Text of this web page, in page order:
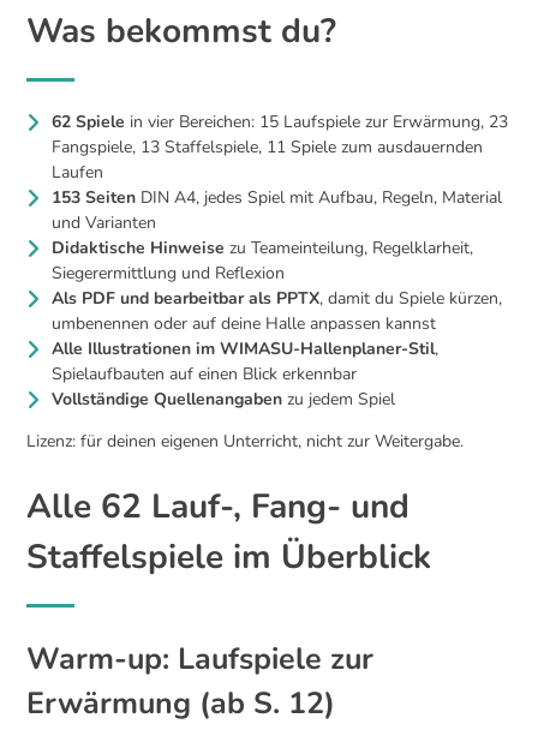
Was bekommst du?
62 Spiele in vier Bereichen: 15 Laufspiele zur Erwärmung, 23
Fangspiele, 13 Staffelspiele, 11 Spiele zum ausdauernden
Laufen
153 Seiten DIN A4, jedes Spiel mit Aufbau, Regeln, Material
und Varianten
Didaktische Hinweise zu Teameinteilung, Regelklarheit,
Siegerermittlung und Reflexion
Als PDF und bearbeitbar als PPTX, damit du Spiele kürzen,
umbenennen oder auf deine Halle anpassen kannst
Alle Illustrationen im WIMASU-Hallenplaner-Stil,
Spielaufbauten auf einen Blick erkennbar
Vollständige Quellenangaben zu jedem Spiel
Lizenz: für deinen eigenen Unterricht, nicht zur Weitergabe.
Alle 62 Lauf-, Fang- und
Staffelspiele im Überblick
Warm-up: Laufspiele zur
Erwärmung (ab S. 12)